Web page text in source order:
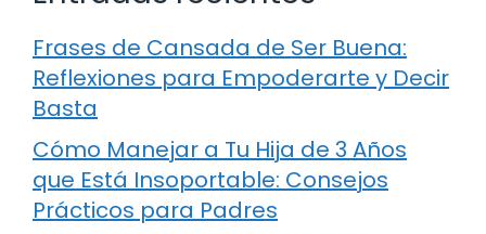
Frases de Cansada de Ser Buena:
Reflexiones para Empoderarte y Decir
Basta
Cómo Manejar a Tu Hija de 3 Años
que Está Insoportable: Consejos
Prácticos para Padres